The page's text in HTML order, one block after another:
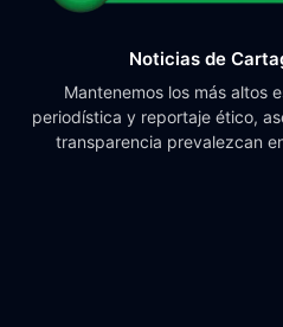
Noticias de
Mantenemos los más altos
periodística y reportaje ético,
transparencia prevalezcan